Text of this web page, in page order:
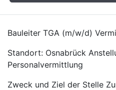
Bauleiter TGA (m/w/d)
Standort: Osnabrück
Personalvermittlung
Zweck und Ziel der Stelle